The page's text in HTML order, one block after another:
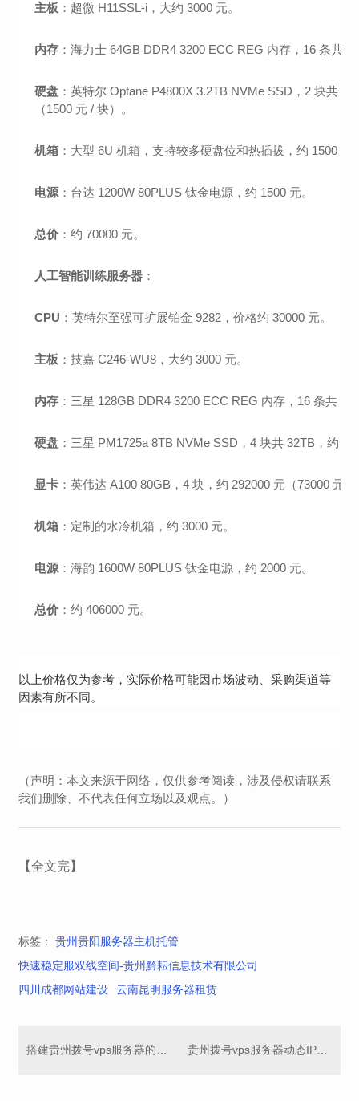
主板 ：超微 H11SSL-i，大约 3000 元。
内存 ：海力士 64GB DDR4 3200 ECC REG 内存，16 条共
硬盘 ：英特尔 Optane P4800X 3.2TB NVMe SSD，2 块共
（1500 元 / 块）。
机箱 ：大型 6U 机箱，支持较多硬盘位和热插拔，约 1500 元
电源 ：台达 1200W 80PLUS 钛金电源，约 1500 元。
总价 ：约 70000 元。
人工智能训练服务器 ：
CPU ：英特尔至强可扩展铂金 9282，价格约 30000 元。
主板 ：技嘉 C246-WU8，大约 3000 元。
内存 ：三星 128GB DDR4 3200 ECC REG 内存，16 条共
硬盘 ：三星 PM1725a 8TB NVMe SSD，4 块共 32TB，约
显卡 ：英伟达 A100 80GB，4 块，约 292000 元（73000 元 /
机箱 ：定制的水冷机箱，约 3000 元。
电源 ：海韵 1600W 80PLUS 钛金电源，约 2000 元。
总价 ：约 406000 元。
以上价格仅为参考，实际价格可能因市场波动、采购渠道等
因素有所不同。
（声明：本文来源于网络，仅供参考阅读，涉及侵权请联系
我们删除、不代表任何立场以及观点。）
【全文完】
标签：
贵州贵阳服务器主机托管
快速稳定服双线空间-贵州黔耘信息技术有限公司
四川成都网站建设
云南昆明服务器租赁